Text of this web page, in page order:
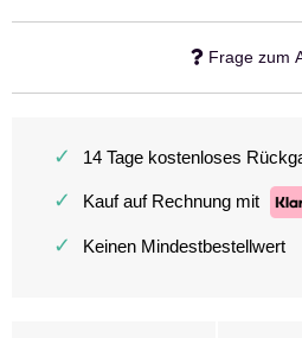
Frage zum
✓ 14 Tage kostenloses
✓ Kauf auf Rechnung mit
✓ Keinen Mindestbestellwert